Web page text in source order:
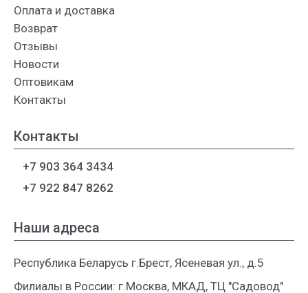
Оплата и доставка
Возврат
Отзывы
Новости
Оптовикам
Контакты
Контакты
+7 903 364 3434
+7 922 847 8262
Наши адреса
Республика Беларусь г.Брест, Ясеневая ул., д.5
Филиалы в России: г.Москва, МКАД, ТЦ "Садовод"